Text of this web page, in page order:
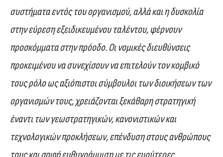
συστήματα εντός του οργανισμού, αλλά και η δυσκολία
στην εύρεση εξειδικευμένου ταλέντου, φέρνουν
προσκόμματα στην πρόοδο. Οι νομικές διευθύνσεις
προκειμένου να συνεχίσουν να επιτελούν τον κομβικό
τους ρόλο ως αξιόπιστοι σύμβουλοι των διοικήσεων των
οργανισμών τους, χρειάζονται ξεκάθαρη στρατηγική
έναντι των γεωστρατηγικών, κανονιστικών και
τεχνολογικών προκλήσεων, επένδυση στους ανθρώπους